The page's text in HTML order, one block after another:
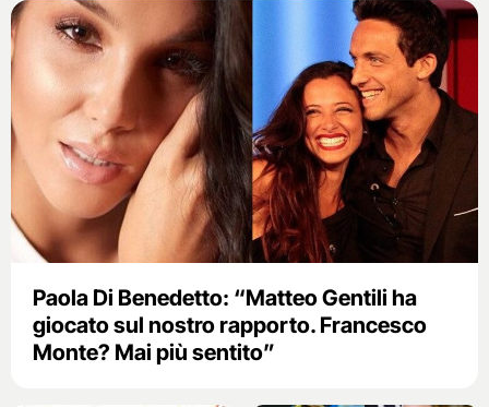
Paola Di Benedetto: “Matteo Gentili ha
giocato sul nostro rapporto. Francesco
Monte? Mai più sentito”